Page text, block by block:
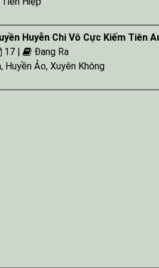
Huyễn Chi Vô Cực Kiếm Tiên
17 |
Đang Ra
, Huyền Ảo, Xuyên Không